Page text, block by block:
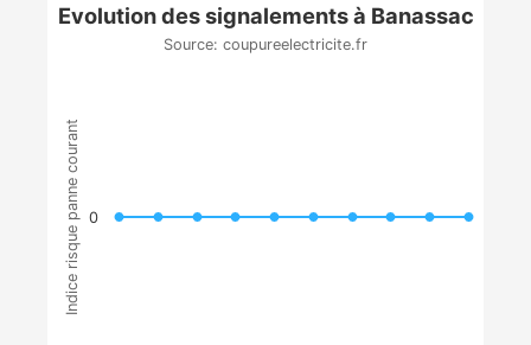
Indice risque panne courant
Evolution des signalements à Banassac
Source: coupureelectricite.fr
0